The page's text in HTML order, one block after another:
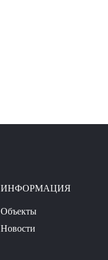
ИНФОРМАЦИЯ
Объекты
Новости